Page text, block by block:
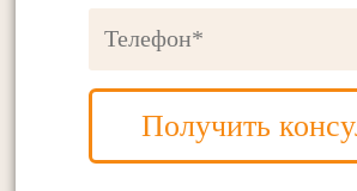
Получить